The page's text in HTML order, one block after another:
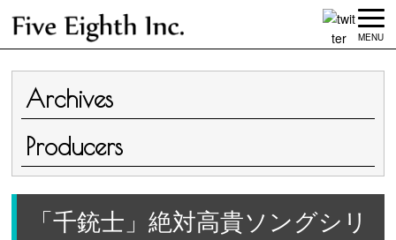
MENU
Archives
Producers
「千銃士」絶対高貴ソングシリ